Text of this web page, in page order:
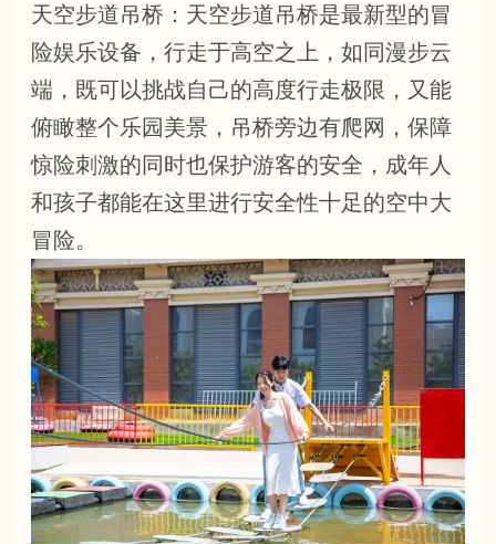
天空步道吊桥：天空步道吊桥是最新型的冒
险娱乐设备，行走于高空之上，如同漫步云
端，既可以挑战自己的高度行走极限，又能
俯瞰整个乐园美景，吊桥旁边有爬网，保障
惊险刺激的同时也保护游客的安全，成年人
和孩子都能在这里进行安全性十足的空中大
冒险。